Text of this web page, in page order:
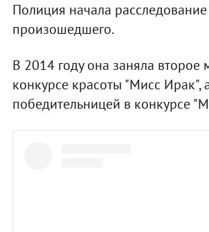
Полиция начала расследование
произошедшего.
В 2014 году она заняла второе
конкурсе красоты "Мисс Ирак",
победительницей в конкурсе